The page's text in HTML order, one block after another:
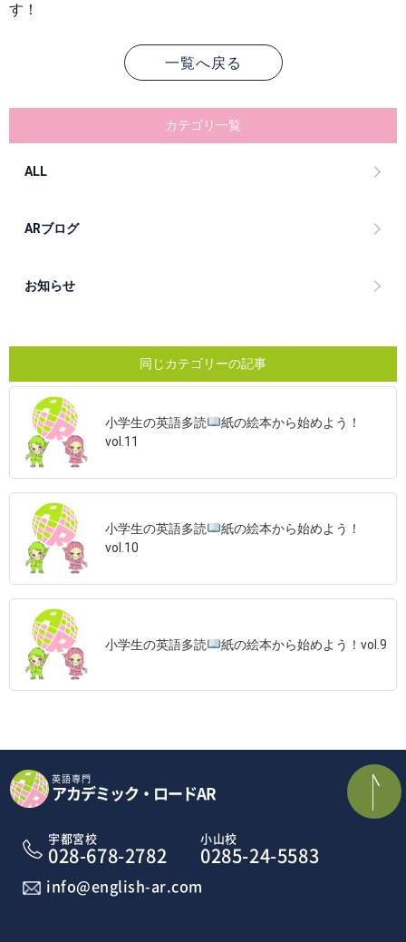
す！
一覧へ戻る
カテゴリ一覧
ALL
ARブログ
お知らせ
同じカテゴリーの記事
小学生の英語多読
紙の絵本から始めよう！
vol.11
小学生の英語多読
紙の絵本から始めよう！
vol.10
小学生の英語多読 紙の絵本から始めよう！vol.9
英語専門
アカデミック・ロードAR
宇都宮校
028-678-2782
小山校
0285-24-5583
info@english-ar.com